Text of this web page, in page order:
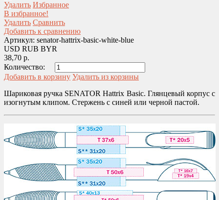
Удалить Избранное
В избранное!
Удалить Сравнить
Добавить к сравнению
Артикул: senator-hattrix-basic-white-blue
USD RUB BYR
38,70 р.
Количество:
Добавить в корзину Удалить из корзины
Шариковая ручка SENATOR Hattrix Basic. Глянцевый корпус с
изогнутым клипом. Стержень с синей или черной пастой.